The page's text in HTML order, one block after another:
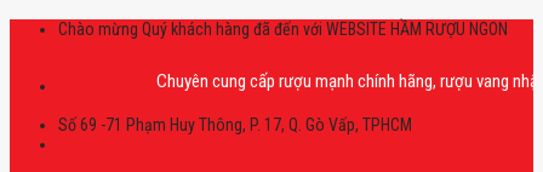
Skip
Chào mừng Quý khách hàng đã đến với WEBSITE HẦM RƯỢU NGON
Chuyên cung cấp rượu mạnh chính hãng, rượu vang nhập
Số 69 -71 Phạm Huy Thông, P. 17, Q. Gò Vấp, TPHCM